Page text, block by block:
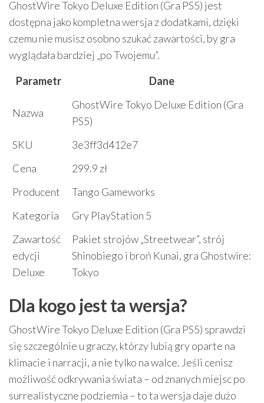
GhostWire Tokyo Deluxe Edition (Gra PS5) jest
dostępna jako kompletna wersja z dodatkami, dzięki
czemu nie musisz osobno szukać zawartości, by gra
wyglądała bardziej „po Twojemu”.
Parametr
Dane
Nazwa
GhostWire Tokyo Deluxe Edition (Gra
PS5)
SKU
3e3ff3d412e7
Cena
299.9 zł
Producent
Tango Gameworks
Kategoria
Gry PlayStation 5
Zawartość
edycji
Deluxe
Pakiet strojów „Streetwear”, strój
Shinobiego i broń Kunai, gra Ghostwire:
Tokyo
Dla kogo jest ta wersja?
GhostWire Tokyo Deluxe Edition (Gra PS5) sprawdzi
się szczególnie u graczy, którzy lubią gry oparte na
klimacie i narracji, a nie tylko na walce. Jeśli cenisz
możliwość odkrywania świata – od znanych miejsc po
surrealistyczne podziemia – to ta wersja daje dużo